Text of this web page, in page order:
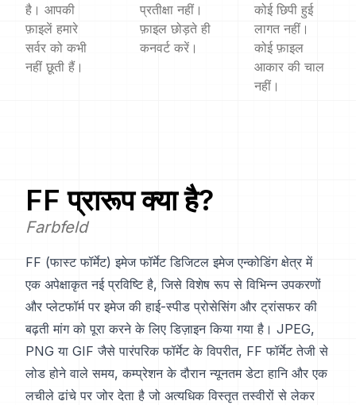
है। आपकी
फ़ाइलें हमारे
सर्वर को कभी
नहीं छूती हैं।
प्रतीक्षा नहीं।
फ़ाइल छोड़ते ही
कनवर्ट करें।
कोई छिपी हुई
लागत नहीं।
कोई फ़ाइल
आकार की चाल
नहीं।
FF प्रारूप क्या है?
Farbfeld
FF (फास्ट फॉर्मेट) इमेज फॉर्मेट डिजिटल इमेज एन्कोडिंग क्षेत्र में
एक अपेक्षाकृत नई प्रविष्टि है, जिसे विशेष रूप से विभिन्न उपकरणों
और प्लेटफॉर्म पर इमेज की हाई-स्पीड प्रोसेसिंग और ट्रांसफर की
बढ़ती मांग को पूरा करने के लिए डिज़ाइन किया गया है। JPEG,
PNG या GIF जैसे पारंपरिक फॉर्मेट के विपरीत, FF फॉर्मेट तेजी से
लोड होने वाले समय, कम्प्रेशन के दौरान न्यूनतम डेटा हानि और एक
लचीले ढांचे पर जोर देता है जो अत्यधिक विस्तृत तस्वीरों से लेकर